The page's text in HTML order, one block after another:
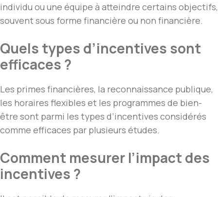
individu ou une équipe à atteindre certains objectifs,
souvent sous forme financière ou non financière.
Quels types d’incentives sont
efficaces ?
Les primes financières, la reconnaissance publique,
les horaires flexibles et les programmes de bien-
être sont parmi les types d’incentives considérés
comme efficaces par plusieurs études.
Comment mesurer l’impact des
incentives ?